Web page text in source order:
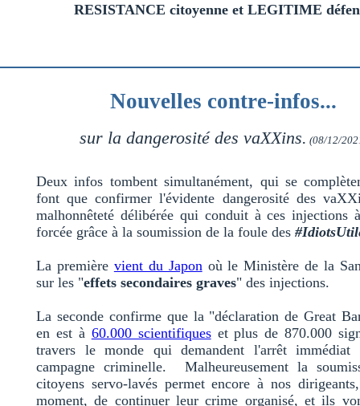
RESISTANCE citoyenne et LEGITIME
Nouvelles contre-infos...
sur la dangerosité des vaXXins. (08/12/
Deux infos tombent simultanément, qui se
font que confirmer l'évidente dangerosité des
malhonnêteté délibérée qui conduit à ces injections
forcée grâce à la soumission de la foule des
La première vient du Japonoù le Ministère de la
sur les "effets secondaires graves" des injections.
La seconde confirme que la "déclaration de Great
en est à 60.000 scientifiqueset plus de 870.000
travers le monde qui demandent l'arrêt immédiat
campagne criminelle. Malheureusement la
citoyens servo-lavés permet encore à nos
moment, de continuer leur crime organisé, et ils